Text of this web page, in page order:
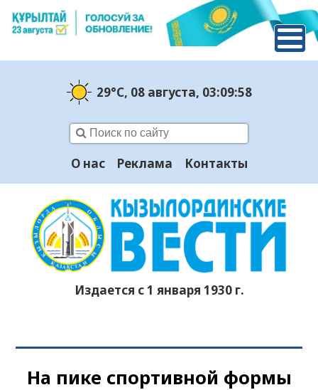
29°C, 08 августа, 03:09:59
О нас Реклама Контакты
Издается с 1 января 1930 г.
На пике спортивной формы